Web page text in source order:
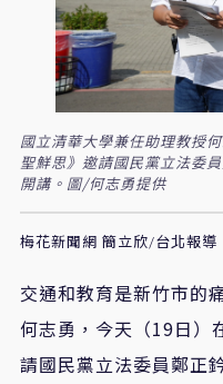
國立清華大學兼任助理教授
聖鮮思》邀請國民黨立法委
開講。圖/何志勇提供
梅花新聞網 簡立欣/台北報導
交通和教育是新竹市的
何志勇，今天 （19日）
請國民黨立法委員鄭正